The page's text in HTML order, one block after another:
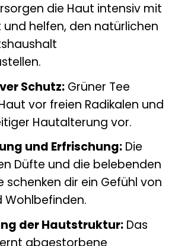
die Haut intensiv mit
und helfen, den natürlichen
Schutz:Grüner Tee
vor freien Radikalen und
Hautalterung vor.
und Erfrischung:Die
Düfte und die belebenden
schenken dir ein Gefühl von
der Hautstruktur:Das
abgestorbene